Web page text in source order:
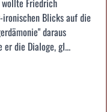
Blicks auf die
daraus
die Dialoge, gl...